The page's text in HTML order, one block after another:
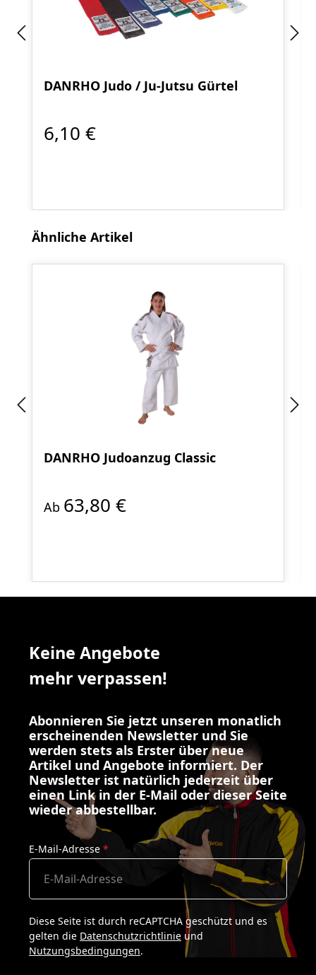
DANRHO Judo / Ju-Jutsu Gürtel
6,10 €
Produktgalerie überspringen
Ähnliche Artikel
DANRHO Judoanzug Classic
Ab 63,80 €
Keine Angebote
mehr verpassen!
Abonnieren Sie jetzt unseren monatlich
erscheinenden Newsletter und Sie
werden stets als Erster über neue
Artikel und Angebote informiert. Der
Newsletter ist natürlich jederzeit über
einen Link in der E-Mail oder dieser Seite
wieder abbestellbar.
E-Mail-Adresse *
Diese Seite ist durch reCAPTCHA geschützt und es
gelten die Datenschutzrichtlinie und
Nutzungsbedingungen.